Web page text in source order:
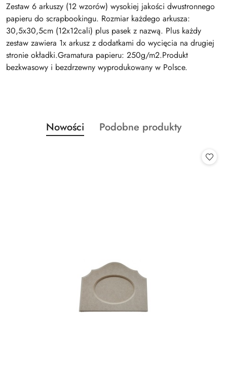
Zestaw 6 arkuszy (12 wzorów) wysokiej jakości dwustronnego
papieru do scrapbookingu. Rozmiar każdego arkusza:
30,5x30,5cm (12x12cali) plus pasek z nazwą. Plus każdy
zestaw zawiera 1x arkusz z dodatkami do wycięcia na drugiej
stronie okładki.Gramatura papieru: 250g/m2.Produkt
bezkwasowy i bezdrzewny wyprodukowany w Polsce.
Pomiń karuzelę produktów
Produkty
o
Nowości
Produkty
Podobne produkty